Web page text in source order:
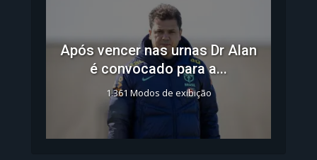
Após vencer nas urnas Dr Alan
é convocado para a...
1.361 Modos de exibição